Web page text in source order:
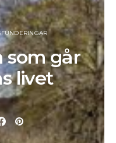
som går
livet